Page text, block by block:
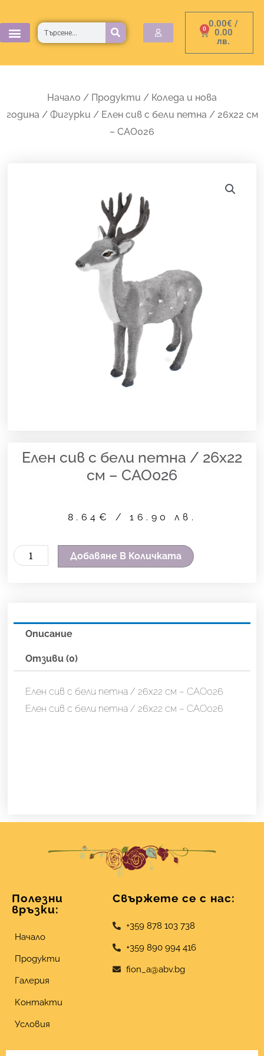
to
content
0.00€ /
0.00
лв.
0
Cart
Търсене
Начало / Продукти / Коледа и нова
година/ Фигурки / Елен сив с бели петна / 26х22 см
– CAO026
Елен сив с бели петна / 26х22
см – CAO026
8.64 € / 16.90 лв.
количество
с
бели
петна
/
26х22
Добавяне В Количката
Описание
Отзиви (0)
Елен сив с бели петна / 26х22 см – CAO026
Елен сив с бели петна / 26х22 см – CAO026
Полезни
връзки:
Начало
Продукти
Галерия
Контакти
Условия
Свържете се с нас:
+359 878 103 738
+359 890 994 416
fion_a@abv.bg